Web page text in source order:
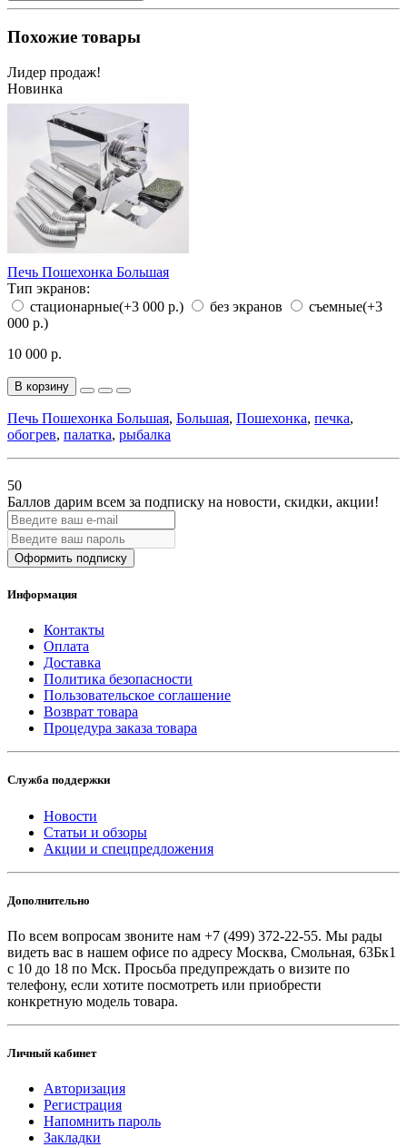
Похожие товары
Лидер продаж!
Новинка
Печь Пошехонка Большая
Тип экранов:
стационарные(+3 000 р.) без экранов съемные(+3
000 р.)
10 000 р.
В корзину
Печь Пошехонка Большая, Большая, Пошехонка, печка,
обогрев, палатка, рыбалка
50
Баллов дарим всем за подписку на новости, скидки, акции!
Оформить подписку
Информация
Контакты
Оплата
Доставка
Политика безопасности
Пользовательское соглашение
Возврат товара
Процедура заказа товара
Служба поддержки
Новости
Статьи и обзоры
Акции и спецпредложения
Дополнительно
По всем вопросам звоните нам +7 (499) 372-22-55. Мы рады
видеть вас в нашем офисе по адресу Москва, Смольная, 63Бк1
с 10 до 18 по Мск. Просьба предупреждать о визите по
телефону, если хотите посмотреть или приобрести
конкретную модель товара.
Личный кабинет
Авторизация
Регистрация
Напомнить пароль
Закладки